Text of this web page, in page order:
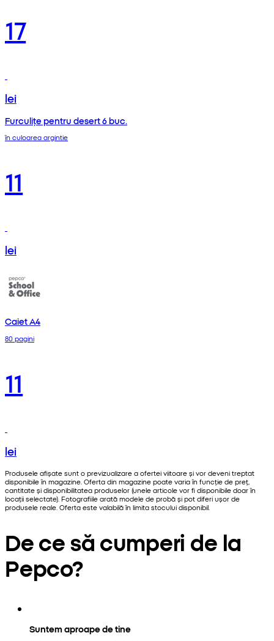
17
lei
Furculițe pentru desert 6 buc.
în culoarea argintie
11
lei
Caiet A4
80 pagini
11
lei
Produsele afișate sunt o previzualizare a ofertei viitoare și vor deveni treptat
disponibile în magazine. Oferta din magazine poate varia în funcție de preț,
cantitate și disponibilitatea produselor (unele articole vor fi disponibile doar în
locații selectate). Fotografiile arată modele de probă și pot diferi ușor de
produsele reale. Oferta este valabilă în limita stocului disponibil.
De ce să cumperi de la
Pepco?
Suntem aproape de tine